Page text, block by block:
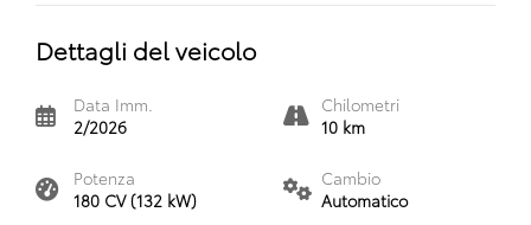
Dettagli del veicolo
Data Imm.
2/2026
Chilometri
10 km
Potenza
180 CV (132 kW)
Cambio
Automatico